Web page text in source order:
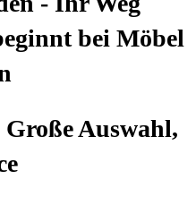
bei Möbel
Auswahl,